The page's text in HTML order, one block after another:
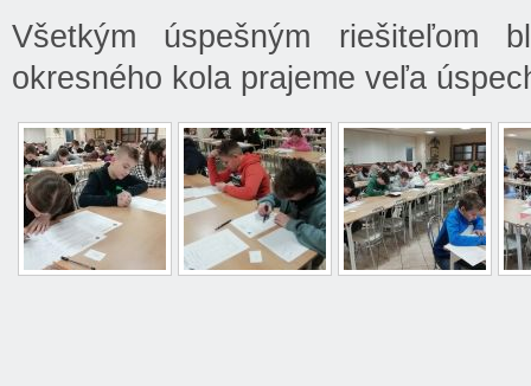
Všetkým úspešným riešiteľom
okresného kola prajeme veľa